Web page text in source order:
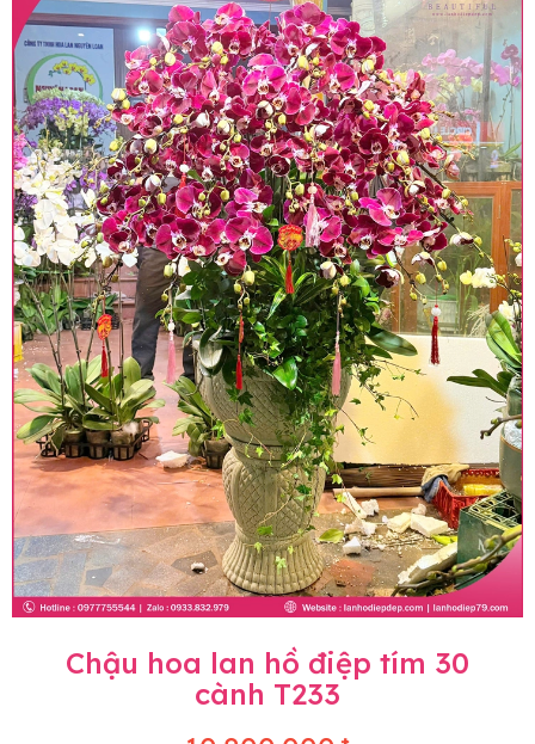
Chậu hoa lan hồ điệp tím 30
cành T233